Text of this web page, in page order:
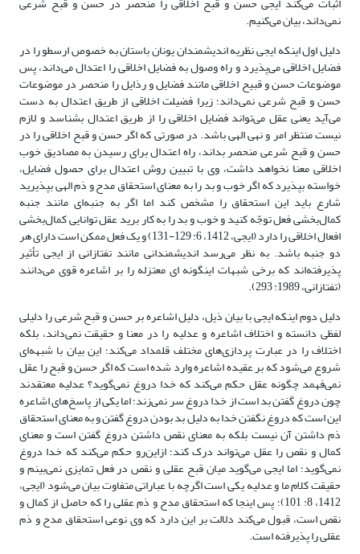
نمی‌داند، بیان می‌کنیم.
دلیل اول اینکه ایجی نظریه اندیشمندان یونان باستان به خصوص ارسطو را در
فضایل اخلاقی می‌پذیرد و راه وصول به فضایل اخلاقی را اعتدال می‌داند، پس
موضوعات حسن و قبیح اخلاقی مانند فضایل و رذایل را منحصر در موضوعات
حسن و قبح شرعی نمی‌داند؛ زیرا فضیلت اخلاقی از طریق اعتدال به دست
می‌آید یعنی عقل می‌تواند فضایل اخلاقی را از طریق اعتدال بشناسد و لازم
نیست منتظر امر و نهی الهی باشد. در صورتی که اگر حسن و قبح اخلاقی را در
حسن و قبح شرعی منحصر بداند، راه اعتدال برای رسیدن به مصادیق خوب
اخلاقی معنا نخواهد داشت، وی با تبیین روش اعتدال برای حصول فضایل،
خواسته بپذیرد که اگر خوب و بد را به معنای استحقاق مدح و ذم الهی بپذیرید
شارع باید این استحقاق را مشخص کند اما اگر به جنبه‌ای مانند جنبه
کمال‌بخشی فعل توجّه کنید و خوب و بد را به کار برید عقل توانایی کمال‌بخشی
افعال اخلاقی را دارد (ایجی، 1412، 6: 129-131) و یک فعل ممکن است دارای هر
دو جنبه باشد. به نظر می‌رسد اندیشمندانی مانند تفتازانی از ایجی تأثیر
پذیرفته‌اند که برخی شبهات اینگونه ای معتزله را بر اشاعره قوی می‌دانند
(تفتازانی، 1989: 293).
دلیل دوم اینکه ایجی با بیان ذیل، دلیل اشاعره بر حسن و قبح شرعی را دلیلی
لفظی دانسته و اختلاف اشاعره و عدلیه را در معنا و حقیقت نمی‌داند، بلکه
اختلاف را در عبارت پردازی‌های مختلف قلمداد می‌کند؛ این بیان با شبهه‌ای
شروع می‌شود که بر عقیده اشاعره وارد شده است که اگر حسن و قبح را عقل
نمی‌فهمد چگونه عقل حکم می‌کند که خدا دروغ نمی‌گوید؟ عدلیه معتقدند
چون دروغ گفتن بد است از خدا دروغ سر نمی‌زند؛ اما یکی از پاسخ‌های اشاعره
این است که دروغ نگفتن خدا به دلیل بد بودن دروغ گفتن و به معنای استحقاق
ذم داشتن آن نیست بلکه به معنای نقص داشتن دروغ گفتن است و معنای
کمال و نقص را عقل می‌تواند درک کند؛ ازاین‌رو حکم می‌کند که خدا دروغ
نمی‌گوید؛ اما ایجی می‌گوید میان قبح عقلی و نقص در فعل تمایزی نمی‌بینم و
حقیقت کلام ما و عدلیه یکی است اگرچه با عباراتی متفاوت بیان می‌شود (ایجی،
1412، 8: 101)؛ پس اینجا که استحقاق مدح و ذم عقلی را که حاصل از کمال و
نقص است، قبول می‌کند دلالت بر این دارد که وی نوعی استحقاق مدح و ذم
عقلی را پذیرفته است.